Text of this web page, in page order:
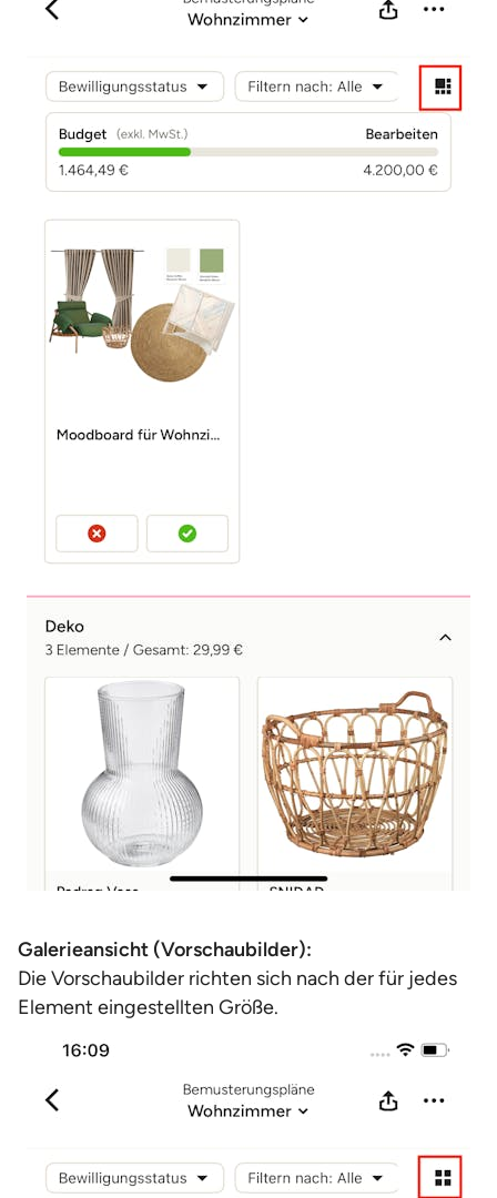
Galerieansicht (Vorschaubilder):
Die Vorschaubilder richten sich nach der für jedes
Element eingestellten Größe.